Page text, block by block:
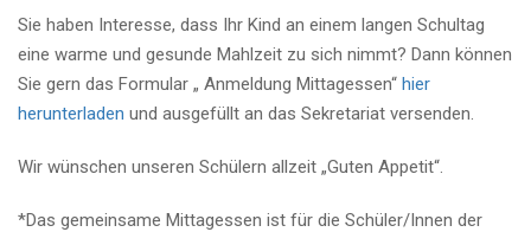
Sie haben Interesse, dass Ihr Kind an einem langen Schultag
eine warme und gesunde Mahlzeit zu sich nimmt? Dann können
Sie gern das Formular „ Anmeldung Mittagessen“ hier
herunterladen und ausgefüllt an das Sekretariat versenden.
Wir wünschen unseren Schülern allzeit „Guten Appetit“.
*Das gemeinsame Mittagessen ist für die Schüler/Innen der